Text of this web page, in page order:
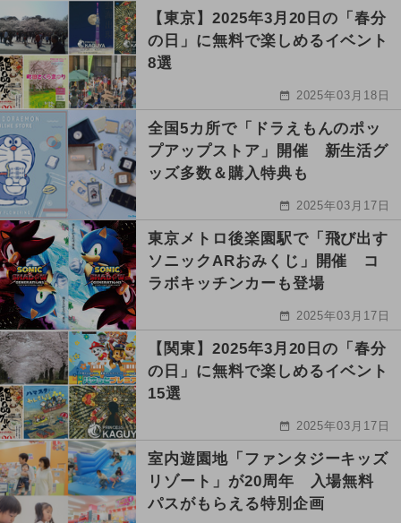
【東京】2025年3月20日の「春分
の日」に無料で楽しめるイベント
8選
2025年03月18日
全国5カ所で「ドラえもんのポッ
プアップストア」開催 新生活グ
ッズ多数＆購入特典も
2025年03月17日
東京メトロ後楽園駅で「飛び出す
ソニックARおみくじ」開催 コ
ラボキッチンカーも登場
2025年03月17日
【関東】2025年3月20日の「春分
の日」に無料で楽しめるイベント
15選
2025年03月17日
室内遊園地「ファンタジーキッズ
リゾート」が20周年 入場無料
パスがもらえる特別企画